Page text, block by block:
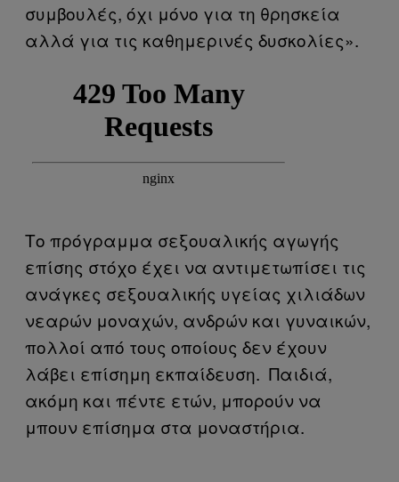
συμβουλές, όχι μόνο για τη θρησκεία
αλλά για τις καθημερινές δυσκολίες».
Το πρόγραμμα σεξουαλικής αγωγής
επίσης στόχο έχει να αντιμετωπίσει τις
ανάγκες σεξουαλικής υγείας χιλιάδων
νεαρών μοναχών, ανδρών και γυναικών,
πολλοί από τους οποίους δεν έχουν
λάβει επίσημη εκπαίδευση. Παιδιά,
ακόμη και πέντε ετών, μπορούν να
μπουν επίσημα στα μοναστήρια.